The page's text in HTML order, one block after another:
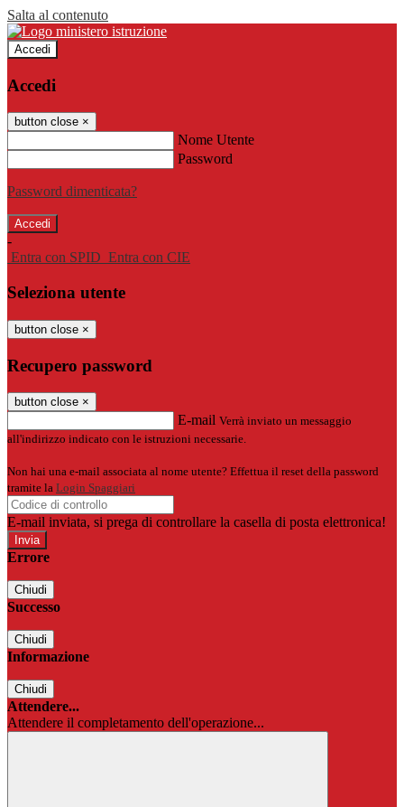
Salta al contenuto
Accedi
Accedi
button close ×
Nome Utente
Password
Password dimenticata?
-
Entra con SPID Entra con CIE
Seleziona utente
button close ×
Recupero password
button close ×
E-mail Verrà inviato un messaggio
all'indirizzo indicato con le istruzioni necessarie.
Non hai una e-mail associata al nome utente? Effettua il reset della password
tramite la Login Spaggiari
E-mail inviata, si prega di controllare la casella di posta elettronica!
Errore
Chiudi
Successo
Chiudi
Informazione
Chiudi
Attendere...
Attendere il completamento dell'operazione...